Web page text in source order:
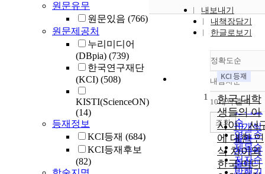
원문유무
원문있음 (766)
원문제공처
누리미디어
(DBpia) (739)
한국연구재단
(KCI) (508)
KISTI(ScienceON)
(14)
등재정보
KCI등재 (684)
KCI등재후보
(82)
내보내기
내책장담기
한글로보기
정확도순
정확도
순
인기도
순
연도순
제목순
저자순
내림차순
내림차
10개씩 출력
10개씩
출력
20개씩
출력
조회
1
한국 대학
생들의 아
시아ㆍ서
에 대한 인
식 차이와
한국 미디